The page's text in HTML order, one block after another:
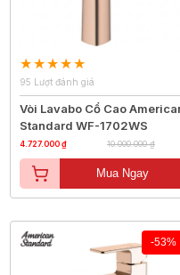
95 Lượt đánh giá
Vòi Lavabo Cổ Cao
Standard WF-1702WS
4.727.000 ₫ 10.000.000 ₫
Mua Ngay
-53%